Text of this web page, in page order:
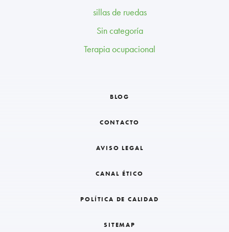
sillas de ruedas
Sin categoría
Terapia ocupacional
BLOG
CONTACTO
AVISO LEGAL
CANAL ÉTICO
POLÍTICA DE CALIDAD
SITEMAP